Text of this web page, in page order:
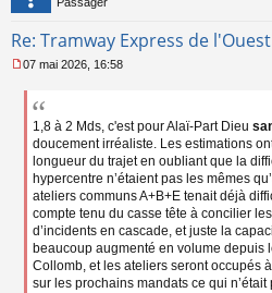
Re: Tramway Express de
e
07 mai 2026, 16:58
1,8 à 2 Mds, c'est pour Alaï-Part Dieu
doucement irréaliste. Les estimations
longueur du trajet en oubliant que la
hypercentre n’étaient pas les mêmes
ateliers communs A+B+E tenait déjà
compte tenu du casse tête à concilier
d’incidents en cascade, et juste la
beaucoup augmenté en volume depuis
Collomb, et les ateliers seront occupés
sur les prochains mandats ce qui n’était